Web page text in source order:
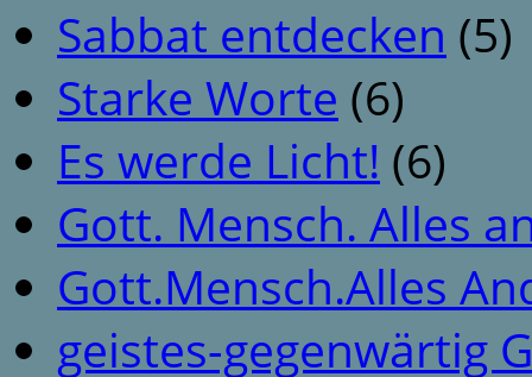
Sabbat entdecken (5)
Starke Worte (6)
Es werde Licht! (6)
Gott. Mensch. Alles
Gott.Mensch.Alles
geistes-gegenwärtig